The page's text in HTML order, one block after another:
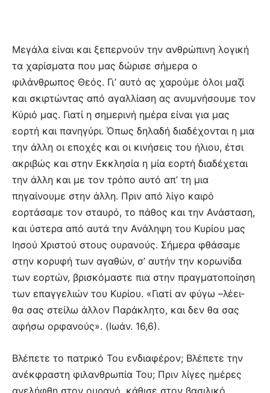
Μεγάλα είναι και ξεπερνούν την ανθρώπινη λογική
τα χαρίσματα που μας δώρισε σήμερα ο
φιλάνθρωπος Θεός. Γι’ αυτό ας χαρούμε όλοι μαζί
και σκιρτώντας από αγαλλίαση ας ανυμνήσουμε τον
Κύριό μας. Γιατί η σημερινή ημέρα είναι για μας
εορτή και πανηγύρι. Όπως δηλαδή διαδέχονται η μια
την άλλη οι εποχές και οι κινήσεις του ήλιου, έτσι
ακριβώς και στην Εκκλησία η μία εορτή διαδέχεται
την άλλη και με τον τρόπο αυτό απ’ τη μια
πηγαίνουμε στην άλλη. Πριν από λίγο καιρό
εορτάσαμε τον σταυρό, το πάθος και την Ανάσταση,
και ύστερα από αυτά την Ανάληψη του Κυρίου μας
Ιησού Χριστού στους ουρανούς. Σήμερα φθάσαμε
στην κορυφή των αγαθών, σ’ αυτήν την κορωνίδα
των εορτών, βρισκόμαστε πια στην πραγματοποίηση
των επαγγελιών του Κυρίου. «Γιατί αν φύγω –λέει-
θα σας στείλω άλλον Παράκλητο, και δεν θα σας
αφήσω ορφανούς». (Ιωάν. 16,6).
Βλέπετε το πατρικό Του ενδιαφέρον; Βλέπετε την
ανέκφραστη φιλανθρωπία Του; Πριν λίγες ημέρες
ανελήφθη στον ουρανό, κάθισε στον βασιλικό